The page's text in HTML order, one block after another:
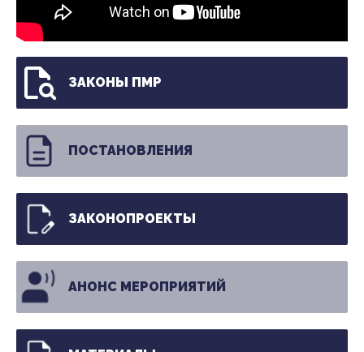
ЗАКОНЫ ПМР
ПОСТАНОВЛЕНИЯ
ЗАКОНОПРОЕКТЫ
АНОНС МЕРОПРИЯТИЙ